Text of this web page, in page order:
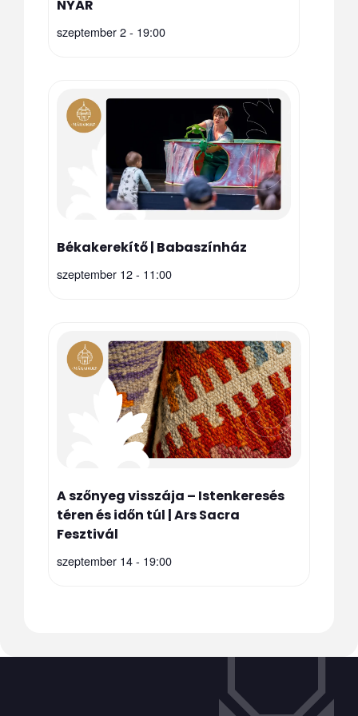
NYÁR
szeptember 2 - 19:00
Békakerekítő | Babaszínház
szeptember 12 - 11:00
A szőnyeg visszája – Istenkeresés
téren és időn túl | Ars Sacra
Fesztivál
szeptember 14 - 19:00